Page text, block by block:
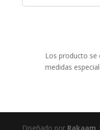
Los producto se
medidas
Diseñado por Rakaam